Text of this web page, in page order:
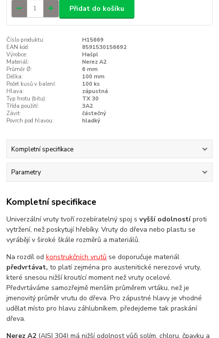
Přidat do košíku
Číslo produktu:
H15669
EAN kód:
8591530156692
Výrobce:
Hašpl
Materiál:
Nerez A2
Průměr Ø:
6 mm
Délka:
100 mm
Počet kusů v balení:
100 ks
Hlava:
zápustná
Typ hrotu (bitu):
TX 30
Třída použití:
3A2
Závit:
částečný
Povrch pod hlavou:
hladký
Kompletní specifikace
Parametry
Kompletní specifikace
Univerzální vruty tvoří rozebíratelný spoj svyšší odolnostíproti
vytržení, než poskytují hřebíky. Vruty do dřeva nebo plastu se
vyrábějí v široké škále rozměrů a materiálů.
Na rozdíl odkonstrukčních vrutů se doporučuje materiál
předvrtávat, to platí zejména pro austenitické nerezové vruty,
které snesou nižší kroutící moment než vruty ocelové.
Předvrtáváme samozřejmě menším průměrem vrtáku, než je
jmenovitý průměr vrutu do dřeva. Pro zápustné hlavy je vhodné
udělat místo pro hlavu záhlubníkem, předejdeme tak praskání
dřeva.
Nerez A2 (AISI 304) má nižší odolnost vůči solím, chloru, čpavku a